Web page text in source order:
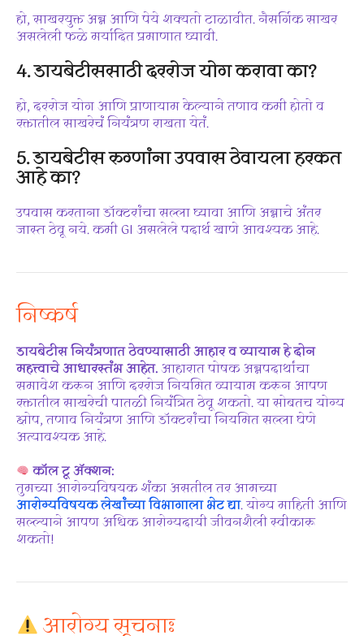
हो, साखरयुक्त अन्न आणि पेये शक्यतो टाळावीत. नैसर्गिक साखर
असलेली फळे मर्यादित प्रमाणात घ्यावी.
4. डायबेटीससाठी दररोज योग करावा का?
हो, दररोज योग आणि प्राणायाम केल्याने तणाव कमी होतो व
रक्तातील साखरेचं नियंत्रण राखता येतं.
5. डायबेटीस रुग्णांना उपवास ठेवायला हरकत
आहे का?
उपवास करताना डॉक्टरांचा सल्ला घ्यावा आणि अन्नाचे अंतर
जास्त ठेवू नये. कमी GI असलेले पदार्थ खाणे आवश्यक आहे.
निष्कर्ष
डायबेटीस नियंत्रणात ठेवण्यासाठी आहार व व्यायाम हे दोन
महत्त्वाचे आधारस्तंभ आहेत.आहारात पोषक अन्नपदार्थांचा
समावेश करून आणि दररोज नियमित व्यायाम करून आपण
रक्तातील साखरेची पातळी नियंत्रित ठेवू शकतो. या सोबतच योग्य
झोप, तणाव नियंत्रण आणि डॉक्टरांचा नियमित सल्ला घेणे
अत्यावश्यक आहे.
कॉल टू अ‍ॅक्शन:
तुमच्या आरोग्यविषयक शंका असतील तर आमच्या
आरोग्यविषयक लेखांच्या विभागाला भेट द्या. योग्य माहिती आणि
सल्ल्याने आपण अधिक आरोग्यदायी जीवनशैली स्वीकारू
शकतो!
आरोग्य सूचनाः